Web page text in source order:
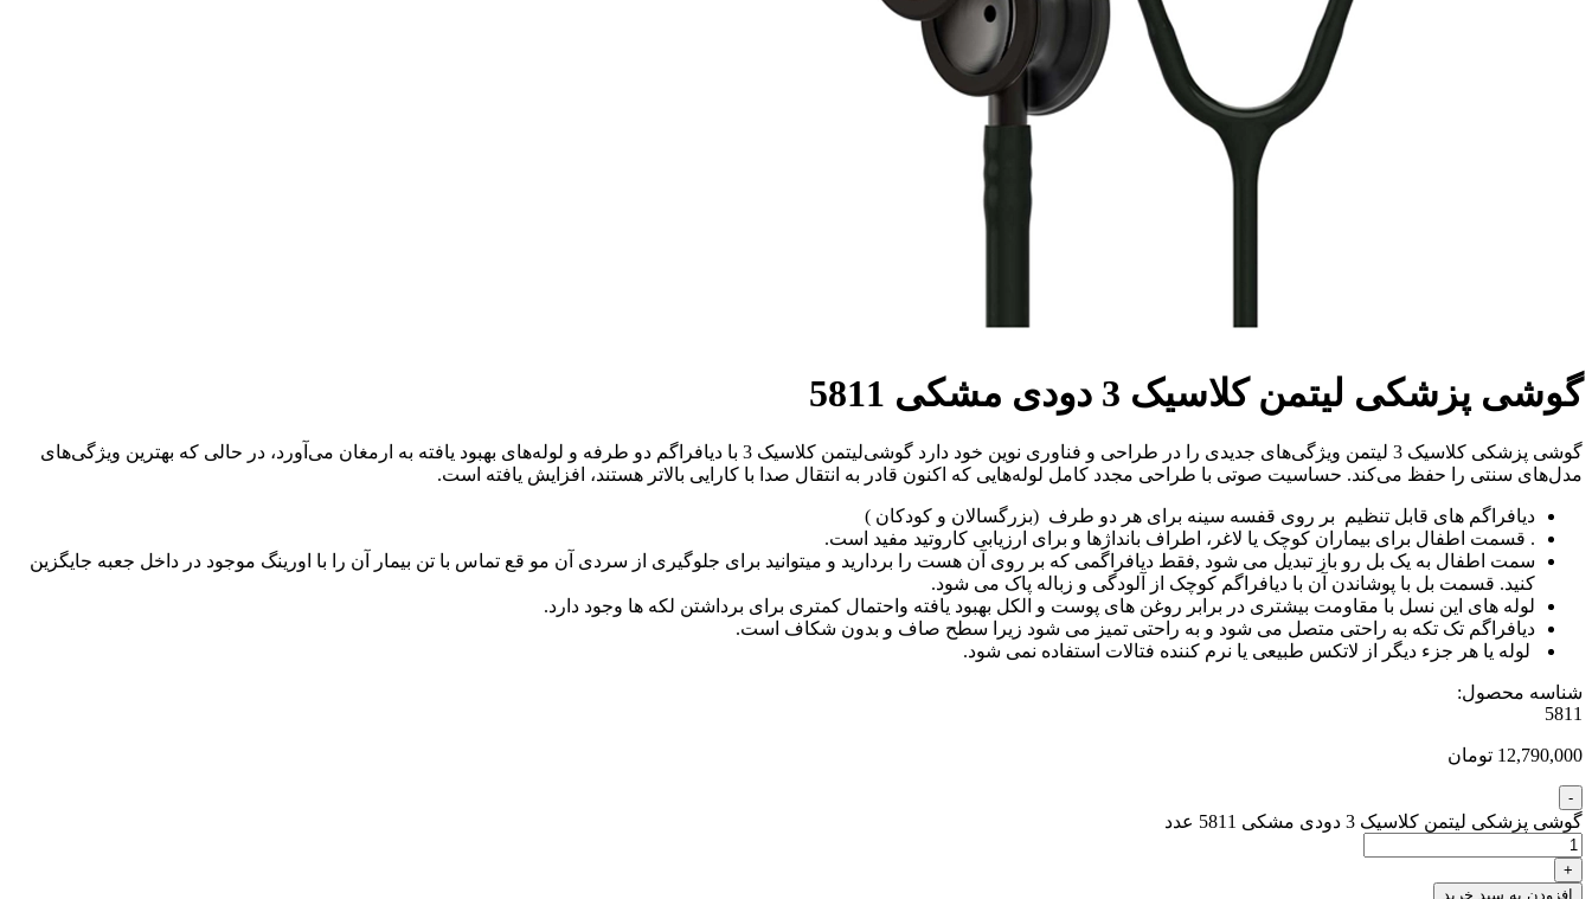
گوشی پزشکی لیتمن کلاسیک 3 دودی مشکی 5811
گوشی‌ پزشکی کلاسیک 3 لیتمن ویژگی‌های جدیدی را در طراحی و فناوری نوین خود دارد گوشی‌لیتمن کلاسیک 3 با دیافراگم دو طرفه و لوله‌های بهبود یافته به ارمغان می‌آورد، در حالی که بهترین ویژگی‌های
مدل‌های سنتی را حفظ می‌کند. حساسیت صوتی با طراحی مجدد کامل لوله‌هایی که اکنون قادر به انتقال صدا با کارایی بالاتر هستند، افزایش یافته است.
دیافراگم های قابل تنظیم بر روی قفسه سینه برای هر دو طرف (بزرگسالان و کودکان )
. قسمت اطفال برای بیماران کوچک یا لاغر، اطراف بانداژها و برای ارزیابی کاروتید مفید است.
سمت اطفال به یک بل رو باز تبدیل می شود ,فقط دیافراگمی که بر روی آن هست را بردارید و میتوانید برای جلوگیری از سردی آن مو قع تماس با تن بیمار آن را با اورینگ موجود در داخل جعبه جایگزین
کنید. قسمت بل با پوشاندن آن با دیافراگم کوچک از آلودگی و زباله پاک می شود.
لوله های این نسل با مقاومت بیشتری در برابر روغن های پوست و الکل بهبود یافته واحتمال کمتری برای برداشتن لکه ها وجود دارد.
دیافراگم تک تکه به راحتی متصل می شود و به راحتی تمیز می شود زیرا سطح صاف و بدون شکاف است.
لوله یا هر جزء دیگر از لاتکس طبیعی یا نرم کننده فتالات استفاده نمی شود.
شناسه محصول:
5811
12,790,000 تومان
گوشی پزشکی لیتمن کلاسیک 3 دودی مشکی 5811 عدد
افزودن به سبد خرید